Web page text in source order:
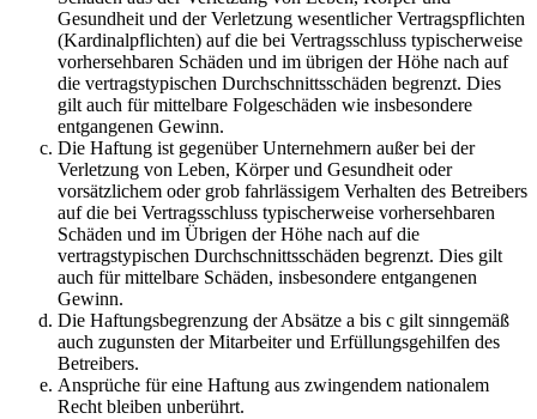
Gesundheit und der Verletzung wesentlicher Vertragspflichten
(Kardinalpflichten) auf die bei Vertragsschluss typischerweise
vorhersehbaren Schäden und im übrigen der Höhe nach auf
die vertragstypischen Durchschnittsschäden begrenzt. Dies
gilt auch für mittelbare Folgeschäden wie insbesondere
entgangenen Gewinn.
Die Haftung ist gegenüber Unternehmern außer bei der
Verletzung von Leben, Körper und Gesundheit oder
vorsätzlichem oder grob fahrlässigem Verhalten des Betreibers
auf die bei Vertragsschluss typischerweise vorhersehbaren
Schäden und im Übrigen der Höhe nach auf die
vertragstypischen Durchschnittsschäden begrenzt. Dies gilt
auch für mittelbare Schäden, insbesondere entgangenen
Gewinn.
Die Haftungsbegrenzung der Absätze a bis c gilt sinngemäß
auch zugunsten der Mitarbeiter und Erfüllungsgehilfen des
Betreibers.
Ansprüche für eine Haftung aus zwingendem nationalem
Recht bleiben unberührt.